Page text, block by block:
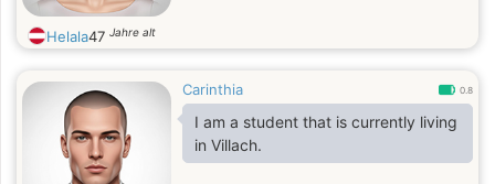
Helala47 Jahre alt
Carinthia 0.8
I am a student that is currently living
in Villach.